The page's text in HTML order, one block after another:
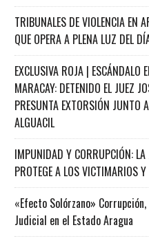
TRIBUNALES DE VIOLENCIA EN
QUE OPERA A PLENA LUZ DEL
EXCLUSIVA ROJA | ESCÁNDALO
MARACAY: DETENIDO EL JUEZ
PRESUNTA EXTORSIÓN JUNTO
ALGUACIL
IMPUNIDAD Y CORRUPCIÓN:
PROTEGE A LOS VICTIMARIOS
«Efecto Solórzano»
Judicial en el Estado Aragua